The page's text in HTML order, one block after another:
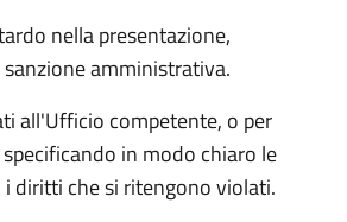
nella presentazione,
amministrativa.
all'Ufficio competente, o per
in modo chiaro le
diritti che si ritengono violati.